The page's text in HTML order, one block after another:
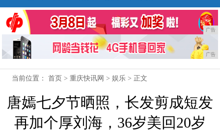
广告
广告
当前位置：首页 >重庆快讯网 >娱乐 > 正文
唐嫣七夕节晒照，长发剪成短发
再加个厚刘海，36岁美回20岁